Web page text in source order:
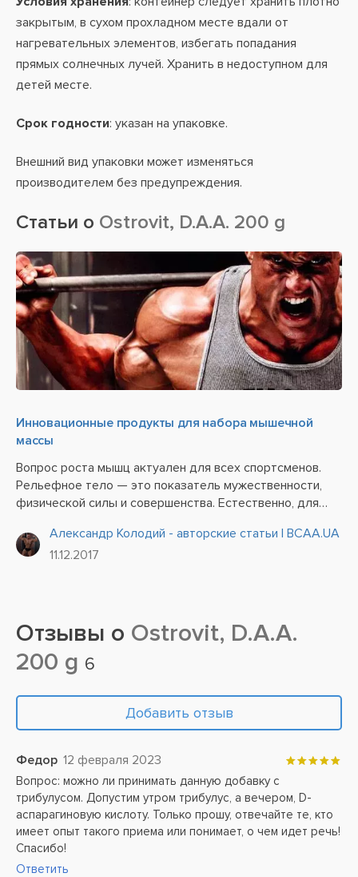
закрытым, в сухом прохладном месте вдали от
нагревательных элементов, избегать попадания
прямых солнечных лучей. Хранить в недоступном для
детей месте.
Срок годности: указан на упаковке.
Внешний вид упаковки может изменяться
производителем без предупреждения.
Статьи о Ostrovit, D.A.A. 200 g
Инновационные продукты для набора мышечной
массы
Вопрос роста мышц актуален для всех спортсменов.
Рельефное тело — это показатель мужественности,
физической силы и совершенства. Естественно, для
многое — от наращивания массы естественным путем...
Александр Колодий - авторские статьи | BCAA.UA
11.12.2017
Отзывы о Ostrovit, D.A.A.
200 g 6
Добавить отзыв
Федор 12 февраля 2023
Вопрос: можно ли принимать данную добавку с
трибулусом. Допустим утром трибулус, а вечером, D-
аспарагиновую кислоту. Только прошу, отвечайте те, кто
имеет опыт такого приема или понимает, о чем идет речь!
Спасибо!
Ответить